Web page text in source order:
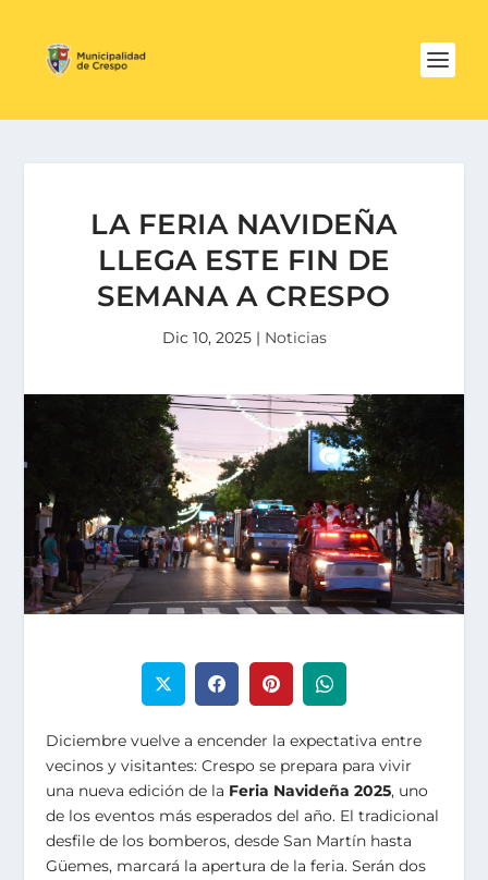
LA FERIA NAVIDEÑA
LLEGA ESTE FIN DE
SEMANA A CRESPO
Dic 10, 2025| Noticias
Diciembre vuelve a encender la expectativa entre
vecinos y visitantes: Crespo se prepara para vivir
una nueva edición de la Feria Navideña 2025, uno
de los eventos más esperados del año. El tradicional
desfile de los bomberos, desde San Martín hasta
Güemes, marcará la apertura de la feria. Serán dos